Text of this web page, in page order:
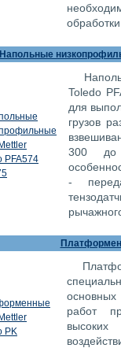
Напольные
Toledo
для
грузов
300 до
-
работ